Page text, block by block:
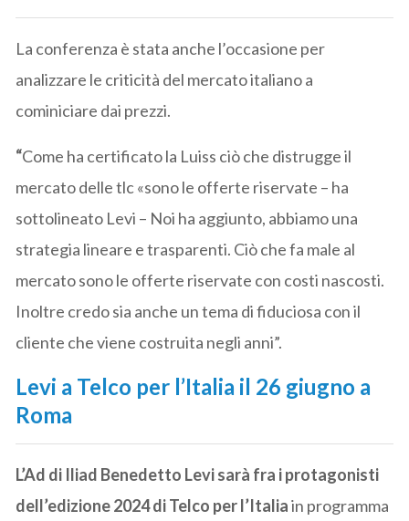
La conferenza è stata anche l’occasione per
analizzare le criticità del mercato italiano a
cominiciare dai prezzi.
“Come ha certificato la Luiss ciò che distrugge il
mercato delle tlc «sono le offerte riservate – ha
sottolineato Levi – Noi ha aggiunto, abbiamo una
strategia lineare e trasparenti. Ciò che fa male al
mercato sono le offerte riservate con costi nascosti.
Inoltre credo sia anche un tema di fiduciosa con il
cliente che viene costruita negli anni”.
Levi a Telco per l’Italia il 26 giugno a
Roma
L’Ad di Iliad Benedetto Levi sarà fra i protagonisti
dell’edizione 2024 di Telco per l’Italiain programma